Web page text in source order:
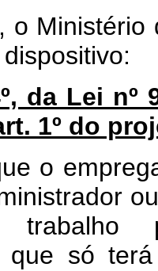
o
da Lei nº
1º do
o
trabalho
que só